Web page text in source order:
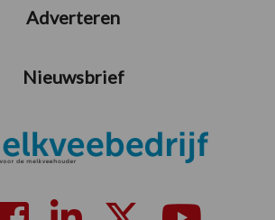
Adverteren
Nieuwsbrief